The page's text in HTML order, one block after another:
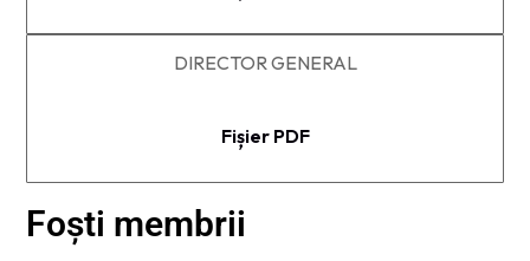
DIRECTOR GENERAL
Fișier PDF
Foști membrii